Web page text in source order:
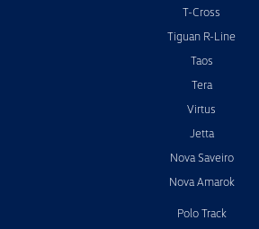
T-Cross
Tiguan R-Line
Taos
Tera
Virtus
Jetta
Nova Saveiro
Nova Amarok
Polo Track